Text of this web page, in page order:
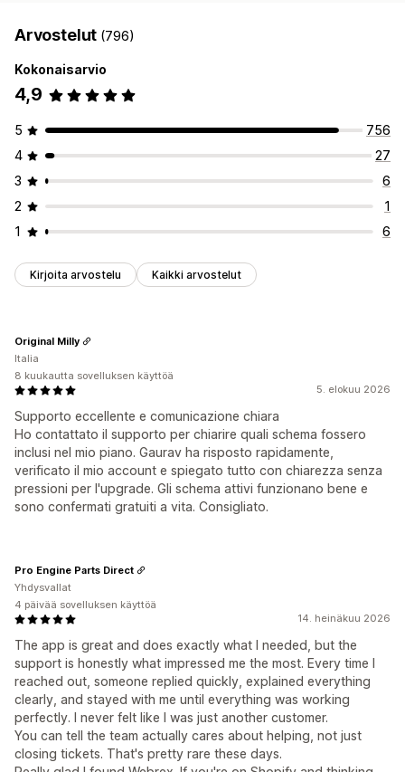
Arvostelut (796)
Kokonaisarvio
4,9
5
756
4
27
3
6
2
1
1
6
Kirjoita arvostelu Kaikki arvostelut
5. elokuu 2026
Supporto eccellente e comunicazione chiara
Ho contattato il supporto per chiarire quali schema fossero
inclusi nel mio piano. Gaurav ha risposto rapidamente,
verificato il mio account e spiegato tutto con chiarezza senza
pressioni per l'upgrade. Gli schema attivi funzionano bene e
sono confermati gratuiti a vita. Consigliato.
Original Milly
Italia
8 kuukautta sovelluksen käyttöä
14. heinäkuu 2026
The app is great and does exactly what I needed, but the
support is honestly what impressed me the most. Every time I
reached out, someone replied quickly, explained everything
clearly, and stayed with me until everything was working
perfectly. I never felt like I was just another customer.
You can tell the team actually cares about helping, not just
closing tickets. That's pretty rare these days.
Pro Engine Parts Direct
Yhdysvallat
4 päivää sovelluksen käyttöä